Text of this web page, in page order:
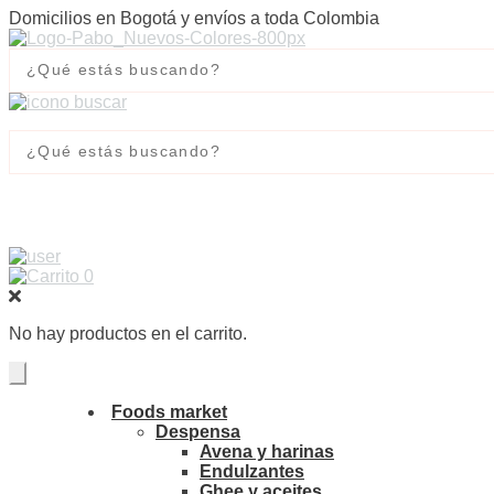
Domicilios en Bogotá y envíos a toda Colombia
0
No hay productos en el carrito.
Foods market
Despensa
Avena y harinas
Endulzantes